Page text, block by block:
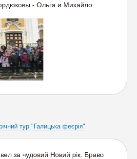
- Ольга и Михайло
тур "Галицька феєрія"
за чудовий Новий рік. Браво